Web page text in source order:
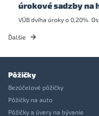
úrokové sadzby na
VÚB dvíha úroky o 0,20%.
Ďalšie
Pôžičky
Bezúčelové pôžičky
Pôžičky na auto
Pôžičky a úvery na bývanie